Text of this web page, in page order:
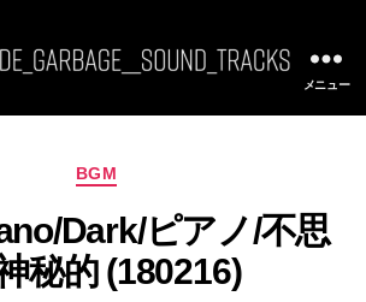
BGM]
SoundTracks
メニュー
カ
ゴ
リ
ー
BGM
Dark/ピアノ/不思
秘的 (180216)